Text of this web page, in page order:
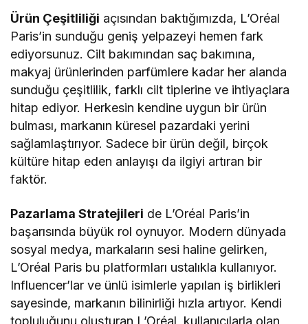
Ürün Çeşitliliği açısından baktığımızda, L’Oréal
Paris’in sunduğu geniş yelpazeyi hemen fark
ediyorsunuz. Cilt bakımından saç bakımına,
makyaj ürünlerinden parfümlere kadar her alanda
sunduğu çeşitlilik, farklı cilt tiplerine ve ihtiyaçlara
hitap ediyor. Herkesin kendine uygun bir ürün
bulması, markanın küresel pazardaki yerini
sağlamlaştırıyor. Sadece bir ürün değil, birçok
kültüre hitap eden anlayışı da ilgiyi artıran bir
faktör.
Pazarlama Stratejileri de L’Oréal Paris’in
başarısında büyük rol oynuyor. Modern dünyada
sosyal medya, markaların sesi haline gelirken,
L’Oréal Paris bu platformları ustalıkla kullanıyor.
Influencer’lar ve ünlü isimlerle yapılan iş birlikleri
sayesinde, markanın bilinirliği hızla artıyor. Kendi
topluluğunu oluşturan L’Oréal, kullanıcılarla olan